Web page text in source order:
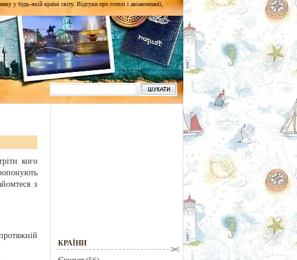
у будь-якій країні світу. Відгуки про готелі і авіакомпанії,
кого
з
КРАЇНИ